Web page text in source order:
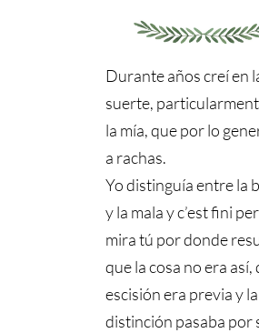
Durante años creí en
suerte,
la mía, que por lo
a rachas.
Yo distinguía entre la
y la mala y c’est fini
mira tú por donde
que la cosa no era así,
escisión era previa y la
distinción pasaba por